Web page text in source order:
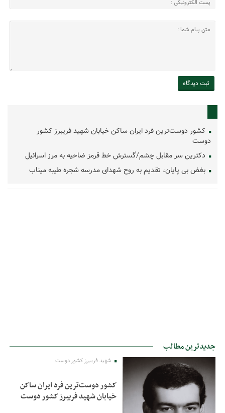
کشور دوست‌ترین فرد ایران ساکن خیابان شهید فریبرز کشور
دوست
دکترین سر مقابل چشم/گسترش خط قرمز ضاحیه به مرز اسرائیل
بغض بی پایان، تقدیم به روح شهدای مدرسه شجره طیبه میناب
جدیدترین مطالب
شهید فریبرز کشور دوست
کشور دوست‌ترین فرد ایران ساکن
خیابان شهید فریبرز کشور دوست